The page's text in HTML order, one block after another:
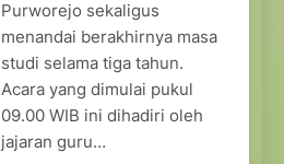
Purworejo sekaligus
menandai berakhirnya masa
studi selama tiga tahun.
Acara yang dimulai pukul
09.00 WIB ini dihadiri oleh
jajaran guru…